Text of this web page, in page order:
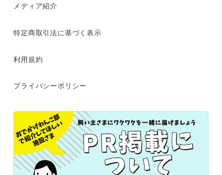
メディア紹介
特定商取引法に基づく表示
利用規約
プライバシーポリシー